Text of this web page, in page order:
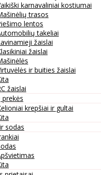
karnavaliniai kostiumai
trasos
lentos
takeliai
žaislai
žaislai
ir buities žaislai
žaislai
prekės
krepšiai ir gultai
sodas